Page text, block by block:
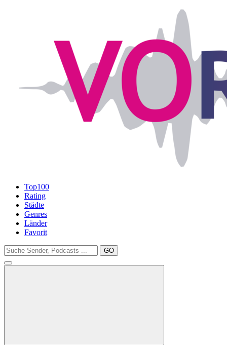
Top100
Rating
Städte
Genres
Länder
Favorit
GO